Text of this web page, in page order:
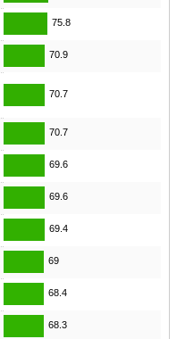
75.8
70.9
70.7
70.7
69.6
69.6
69.4
69
68.4
68.3